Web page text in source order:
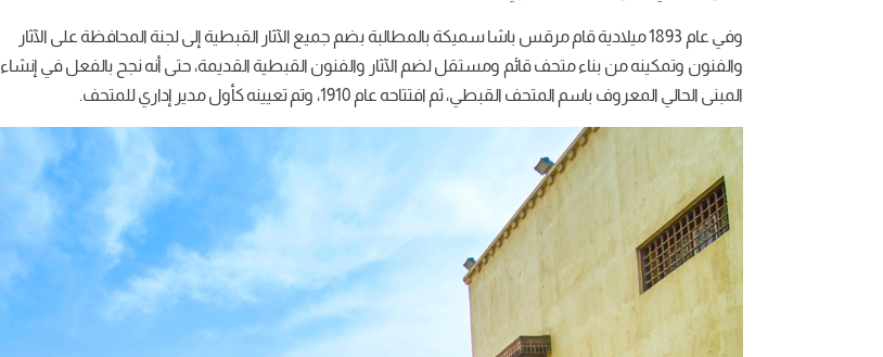
وفي عام 1893 ميلادية قام مرقس باشا سميكة بالمطالبة بضم جميع الآثار القبطية إلى لجنة المحافظة على الآثار
والفنون وتمكينه من بناء متحف قائم ومستقل لضم الآثار والفنون القبطية القديمة، حتى أنه نجح بالفعل في إنشاء
المبنى الحالي المعروف باسم المتحف القبطي، ثم افتتاحه عام 1910، وتم تعيينه كأول مدير إداري للمتحف.